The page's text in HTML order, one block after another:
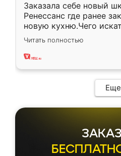
Заказала себе новый
Ренессанс где ранее
новую кухню.Чего
вполне довольна.
два года, нареканий нет.
Читать полностью
Еще